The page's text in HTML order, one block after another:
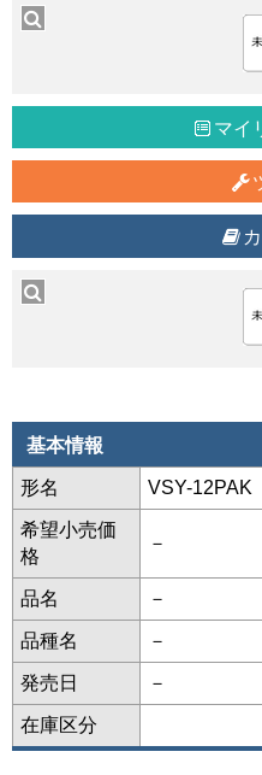
マイ
基本情報
形名 VSY-12PAK
希望小売価
格
－
品名 －
品種名 －
発売日 －
在庫区分